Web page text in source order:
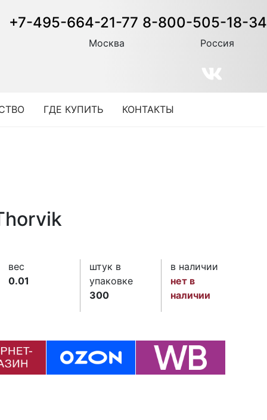
+7-495-664-21-77
Москва
8-800-505-18-34
Россия
ГДЕ КУПИТЬ КОНТАКТЫ
вес
0.01
штук в
упаковке
300
в наличии
нет в
наличии